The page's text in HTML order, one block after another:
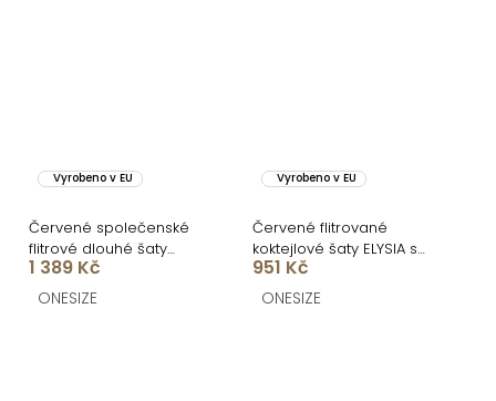
Vyrobeno v EU
Červené společenské
flitrové dlouhé šaty
HENTARI
1 389 Kč
ONESIZE
Vyrobeno v EU
Červené flitrované
koktejlové šaty ELYSIA s
kraťásky
951 Kč
ONESIZE